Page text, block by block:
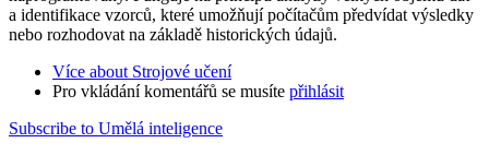
a identifikace vzorců, které umožňují počítačům předvídat výsledky
nebo rozhodovat na základě historických údajů.
Více about Strojové učení
Pro vkládání komentářů se musíte přihlásit
Subscribe to Umělá inteligence